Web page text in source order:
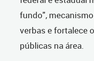
fundo",
verbas e fortalece
públicas na área.